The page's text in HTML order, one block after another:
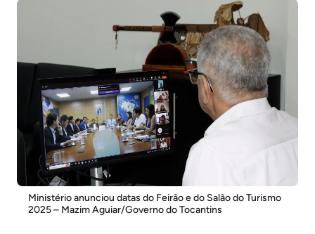
Ministério anunciou datas do Feirão e do Salão do Turismo
2025 – Mazim Aguiar/Governo do Tocantins